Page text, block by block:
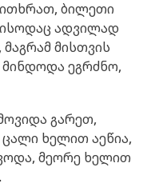
ბილეთი
ადვილად
მისთვის
მინდოდა ეგრძნო,
გარეთ,
ცალი ხელით აეწია,
მეორე ხელით